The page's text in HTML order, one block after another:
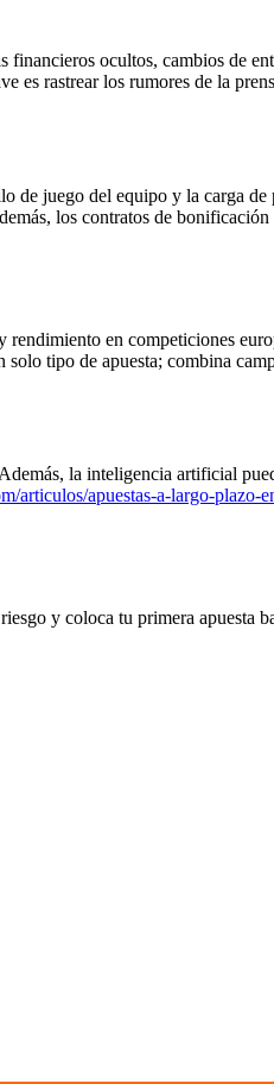
ocultos, cambios de
es rastrear los rumores de la
de juego del equipo y la carga
los contratos de
en competiciones
tipo de apuesta; combina
la inteligencia artificial
articulos/apuestas-a-largo-plazo-
y coloca tu primera apuesta